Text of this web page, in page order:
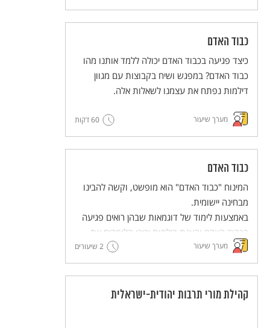
כבוד האדם
כיצד פגיעה בכבוד האדם יכולה ללמד אותנו מהו
כבוד האדם? במפגש ושיח בקבוצות עם מגוון
דילמות נפתח את עצמנו לשאלות אלה.
מערך שיעור 60 דקות
כבוד האדם
המינוח "כבוד האדם" הוא מופשט, וקשה להבינו
מבחינה יישומית.
באמצעות לימוד של דוגמאות שבהן רואים פגיעה
בכבוד האדם והצגת דילמות יכירו הלומדים את
הבסיס לזכויות האדם. למידה זו תוביל אותנו
לחשיבה משותפת – מה אפשר לעשות כדי לקדם
את הערך של שמירה על כבודו של כל אדם.
מערך שיעור 2 שיעורים
קהילת מורי תרבות יהודית-ישראלית